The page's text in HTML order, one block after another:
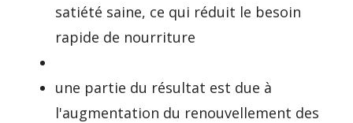
satiété saine, ce qui réduit le besoin
rapide de nourriture
une partie du résultat est due à
l'augmentation du renouvellement des